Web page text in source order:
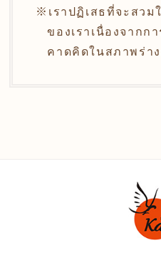
เราปฏิเสธที่จะสว
ของเราเนื่องจากก
คาดคิดในสภาพร่า